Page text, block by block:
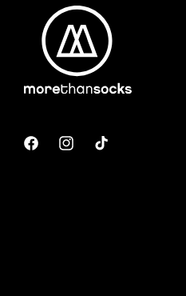
FacebookInstagramTikTok